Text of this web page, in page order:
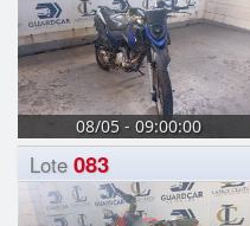
08/05 - 09:00:00
Lote 083